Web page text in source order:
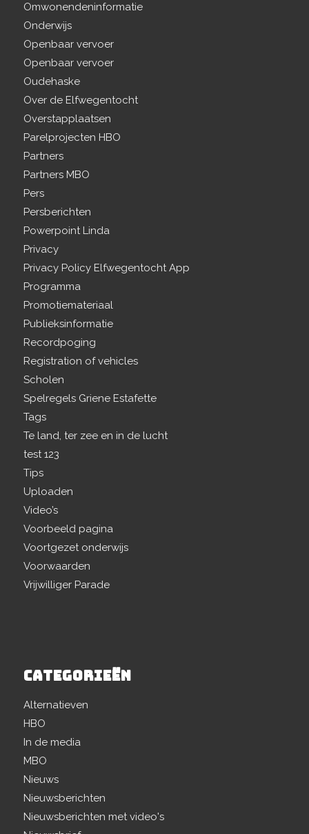
Omwonendeninformatie
Onderwijs
Openbaar vervoer
Openbaar vervoer
Oudehaske
Over de Elfwegentocht
Overstapplaatsen
Parelprojecten HBO
Partners
Partners MBO
Pers
Persberichten
Powerpoint Linda
Privacy
Privacy Policy Elfwegentocht App
Programma
Promotiemateriaal
Publieksinformatie
Recordpoging
Registration of vehicles
Scholen
Spelregels Griene Estafette
Tags
Te land, ter zee en in de lucht
test 123
Tips
Uploaden
Video’s
Voorbeeld pagina
Voortgezet onderwijs
Voorwaarden
Vrijwilliger Parade
CATEGORIEËN
Alternatieven
HBO
In de media
MBO
Nieuws
Nieuwsberichten
Nieuwsberichten met video's